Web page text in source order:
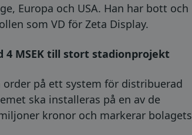
Europa och USA. Han har bott och
som VD för Zeta Display.
MSEK till stort stadionprojekt
på ett system för distribuerad
ska installeras på en av de
kronor och markerar bolagets